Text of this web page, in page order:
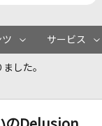
ツ サービス
した。